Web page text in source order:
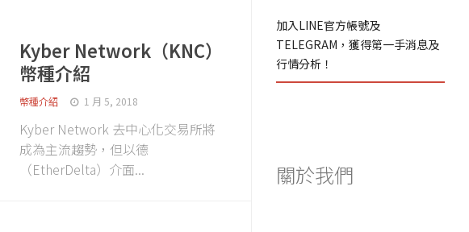
Kyber Network（KNC）
幣種介紹
幣種介紹 1 月 5, 2018
Kyber Network 去中心化交易所將
成為主流趨勢，但以德
（EtherDelta）介面...
加入LINE官方帳號及
TELEGRAM，獲得第一手消息及
行情分析！
關於我們